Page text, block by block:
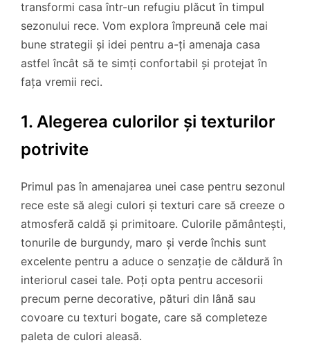
transformi casa într-un refugiu plăcut în timpul
sezonului rece. Vom explora împreună cele mai
bune strategii și idei pentru a-ți amenaja casa
astfel încât să te simți confortabil și protejat în
fața vremii reci.
1. Alegerea culorilor și texturilor
potrivite
Primul pas în amenajarea unei case pentru sezonul
rece este să alegi culori și texturi care să creeze o
atmosferă caldă și primitoare. Culorile pământești,
tonurile de burgundy, maro și verde închis sunt
excelente pentru a aduce o senzație de căldură în
interiorul casei tale. Poți opta pentru accesorii
precum perne decorative, pături din lână sau
covoare cu texturi bogate, care să completeze
paleta de culori aleasă.